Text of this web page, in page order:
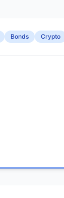
Bonds Crypto